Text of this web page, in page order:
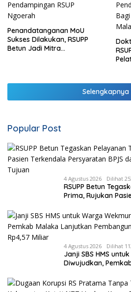
Penandatanganan MoU
Sukses Dilakukan, RSUPP
Betun Jadi Mitra
Selengkapnya
Popular Post
4 Agustus 2026 Dilihat
RSUPP Betun
Prima, Rujukan
Tujuan
4 Agustus 2026 Dilihat
Janji SBS HMS
Diwujudkan,